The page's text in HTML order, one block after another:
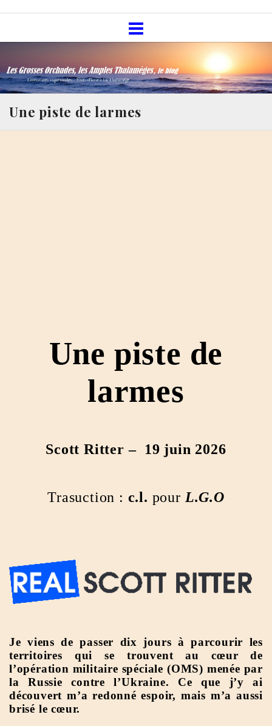
Les Grosses Orchades, les Amples
Thalamèges, le blog
Une piste de larmes
Une piste de
larmes
Scott Ritter – 19 juin 2026
Trasuction : c.l. pour L.G.O
Je viens de passer dix jours à parcourir les
territoires qui se trouvent au cœur de
l’opération militaire spéciale (OMS) menée par
la Russie contre l’Ukraine. Ce que j’y ai
découvert m’a redonné espoir, mais m’a aussi
brisé le cœur.